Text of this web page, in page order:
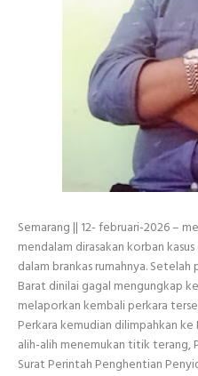
Semarang || 12- februari-2026 –
mendalam dirasakan korban
dalam brankas rumahnya.
Barat dinilai gagal mengungkap
melaporkan kembali perkara
Perkara kemudian dilimpahkan
alih-alih menemukan titik terang,
Surat Perintah Penghentian